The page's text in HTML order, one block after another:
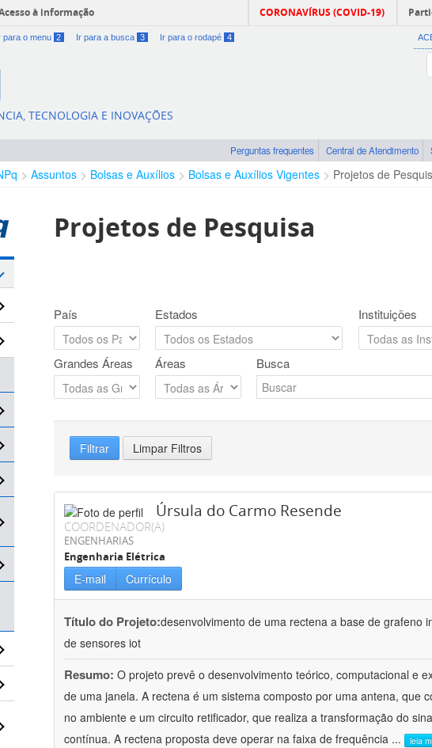
à informação CORONAVÍRUS (COVID-19)
para o menu 2 Ir para a busca 3 Ir para o rodapé 4
TECNOLOGIA E INOVAÇÕES
Perguntas frequentes Central de Atendimento
Assuntos Bolsas e Auxílios Bolsas e Auxílios Vigentes Projetos de
Projetos de Pesquisa
País Estados Instituições
Grandes Áreas Áreas Busca
Filtrar Limpar Filtros
Úrsula do Carmo Resende
COORDENADOR(A)
ENGENHARIAS
Engenharia Elétrica
E-mail Currículo
Título do Projeto:desenvolvimento de uma rectena a base de grafeno
de sensores iot
Resumo: O projeto prevê o desenvolvimento teórico, computacional e
de uma janela. A rectena é um sistema composto por uma antena, que
no ambiente e um circuito retificador, que realiza a transformação do
contínua. A rectena proposta deve operar na faixa de frequência ... leia